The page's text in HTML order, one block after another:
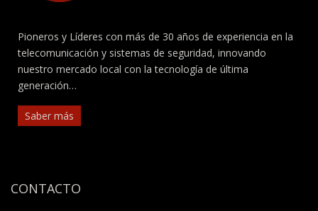
Pioneros y Líderes con más de 30 años de experiencia en la
telecomunicación y sistemas de seguridad, innovando
nuestro mercado local con la tecnología de última
generación…
Saber más
CONTACTO